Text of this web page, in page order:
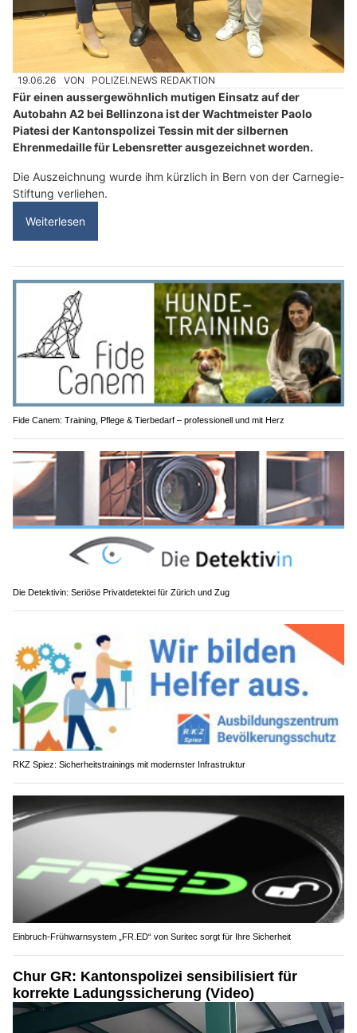
19.06.26 VON POLIZEI.NEWS REDAKTION
Für einen aussergewöhnlich mutigen Einsatz auf der
Autobahn A2 bei Bellinzona ist der Wachtmeister Paolo
Piatesi der Kantonspolizei Tessin mit der silbernen
Ehrenmedaille für Lebensretter ausgezeichnet worden.
Die Auszeichnung wurde ihm kürzlich in Bern von der Carnegie-
Stiftung verliehen.
Weiterlesen
Fide Canem: Training, Pflege & Tierbedarf – professionell und mit Herz
Die Detektivin: Seriöse Privatdetektei für Zürich und Zug
RKZ Spiez: Sicherheitstrainings mit modernster Infrastruktur
Einbruch-Frühwarnsystem „FR.ED“ von Suritec sorgt für Ihre Sicherheit
Chur GR: Kantonspolizei sensibilisiert für
korrekte Ladungssicherung (Video)